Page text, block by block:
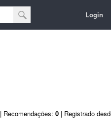
Login
| Recomendações: 0 | Registrado